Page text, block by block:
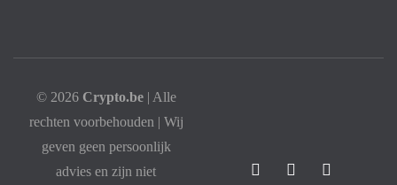
© 2026 Crypto.be| Alle
rechten voorbehouden | Wij
geven geen persoonlijk
advies en zijn niet